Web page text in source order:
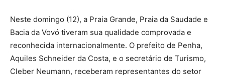
Neste domingo (12), a Praia Grande, Praia da Saudade e
Bacia da Vovó tiveram sua qualidade comprovada e
reconhecida internacionalmente. O prefeito de Penha,
Aquiles Schneider da Costa, e o secretário de Turismo,
Cleber Neumann, receberam representantes do setor